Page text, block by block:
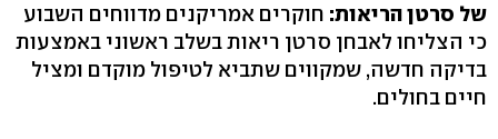
של סרטן הריאות: חוקרים אמריקנים מדווחים השבוע
כי הצליחו לאבחן סרטן ריאות בשלב ראשוני באמצעות
בדיקה חדשה, שמקווים שתביא לטיפול מוקדם ומציל
חיים בחולים.